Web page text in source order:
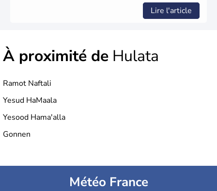
Lire l'article
À proximité de Hulata
Ramot Naftali
Yesud HaMaala
Yesood Hama'alla
Gonnen
Météo France